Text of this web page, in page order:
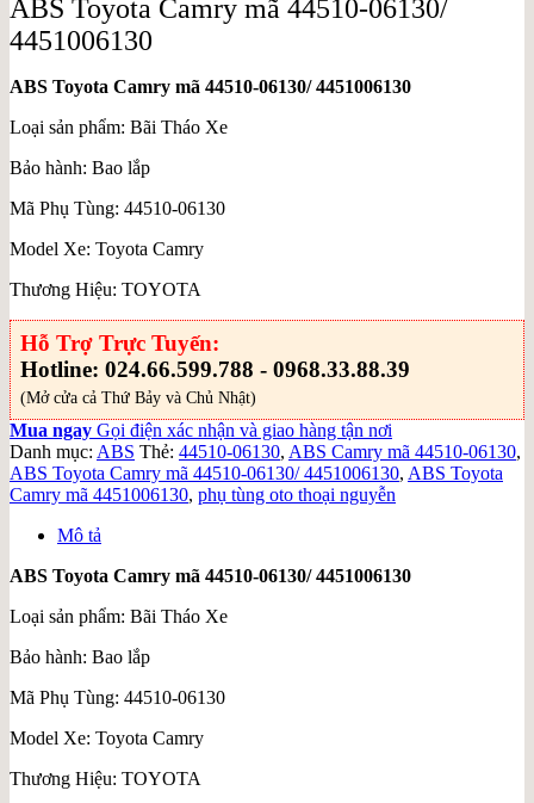
ABS Toyota Camry mã 44510-06130/
4451006130
ABS Toyota Camry mã 44510-06130/ 4451006130
Loại sản phẩm: Bãi Tháo Xe
Bảo hành: Bao lắp
Mã Phụ Tùng: 44510-06130
Model Xe: Toyota Camry
Thương Hiệu: TOYOTA
Hỗ Trợ Trực Tuyến:
Hotline: 024.66.599.788 - 0968.33.88.39
(Mở cửa cả Thứ Bảy và Chủ Nhật)
Mua ngay Gọi điện xác nhận và giao hàng tận nơi
Danh mục: ABS Thẻ: 44510-06130, ABS Camry mã 44510-06130,
ABS Toyota Camry mã 44510-06130/ 4451006130, ABS Toyota
Camry mã 4451006130, phụ tùng oto thoại nguyễn
Mô tả
ABS Toyota Camry mã 44510-06130/ 4451006130
Loại sản phẩm: Bãi Tháo Xe
Bảo hành: Bao lắp
Mã Phụ Tùng: 44510-06130
Model Xe: Toyota Camry
Thương Hiệu: TOYOTA